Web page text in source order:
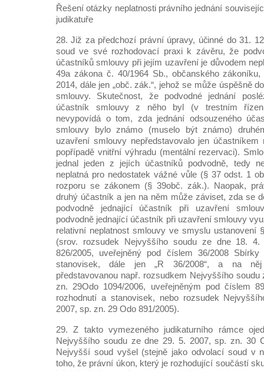
Řešení otázky neplatnosti právního jednání
judikatuře
28. Již za předchozí právní úpravy, účinné do 31.
soud ve své rozhodovací praxi k závěru, že
účastníků smlouvy při jejím uzavření je důvodem
49a zákona č. 40/1964 Sb., občanského
2014, dále jen „obč. zák.“, jehož se může úspěšně
smlouvy. Skutečnost, že podvodné jednání
účastník smlouvy z něho byl (v trestním
nevypovídá o tom, zda jednání odsouzeného
smlouvy bylo známo (muselo být známo)
uzavření smlouvy nepředstavovalo jen účastníkem
popřípadě vnitřní výhradu (mentální rezervaci).
jednal jeden z jejích účastníků podvodně, tedy
neplatná pro nedostatek vážné vůle (§ 37 odst. 1
rozporu se zákonem (§ 39obč. zák.). Naopak,
druhý účastník a jen na něm může záviset, zda se
podvodně jednající účastník při uzavření
podvodně jednající účastník při uzavření smlouvy
relativní neplatnost smlouvy ve smyslu ustanovení
(srov. rozsudek Nejvyššího soudu ze dne 18.
826/2005, uveřejněný pod číslem 36/2008
stanovisek, dále jen „R 36/2008“, a na něj
představovanou např. rozsudkem Nejvyššího soudu
zn. 29Odo 1094/2006, uveřejněným pod číslem
rozhodnutí a stanovisek, nebo rozsudek
2007, sp. zn. 29 Odo 891/2005).
29. Z takto vymezeného judikaturního rámce
Nejvyššího soudu ze dne 29. 5. 2007, sp. zn. 30
Nejvyšší soud vyšel (stejně jako odvolací soud v
toho, že právní úkon, který je rozhodující součástí